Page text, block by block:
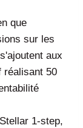
que
sur les
aux
réalisant 50
1-step,